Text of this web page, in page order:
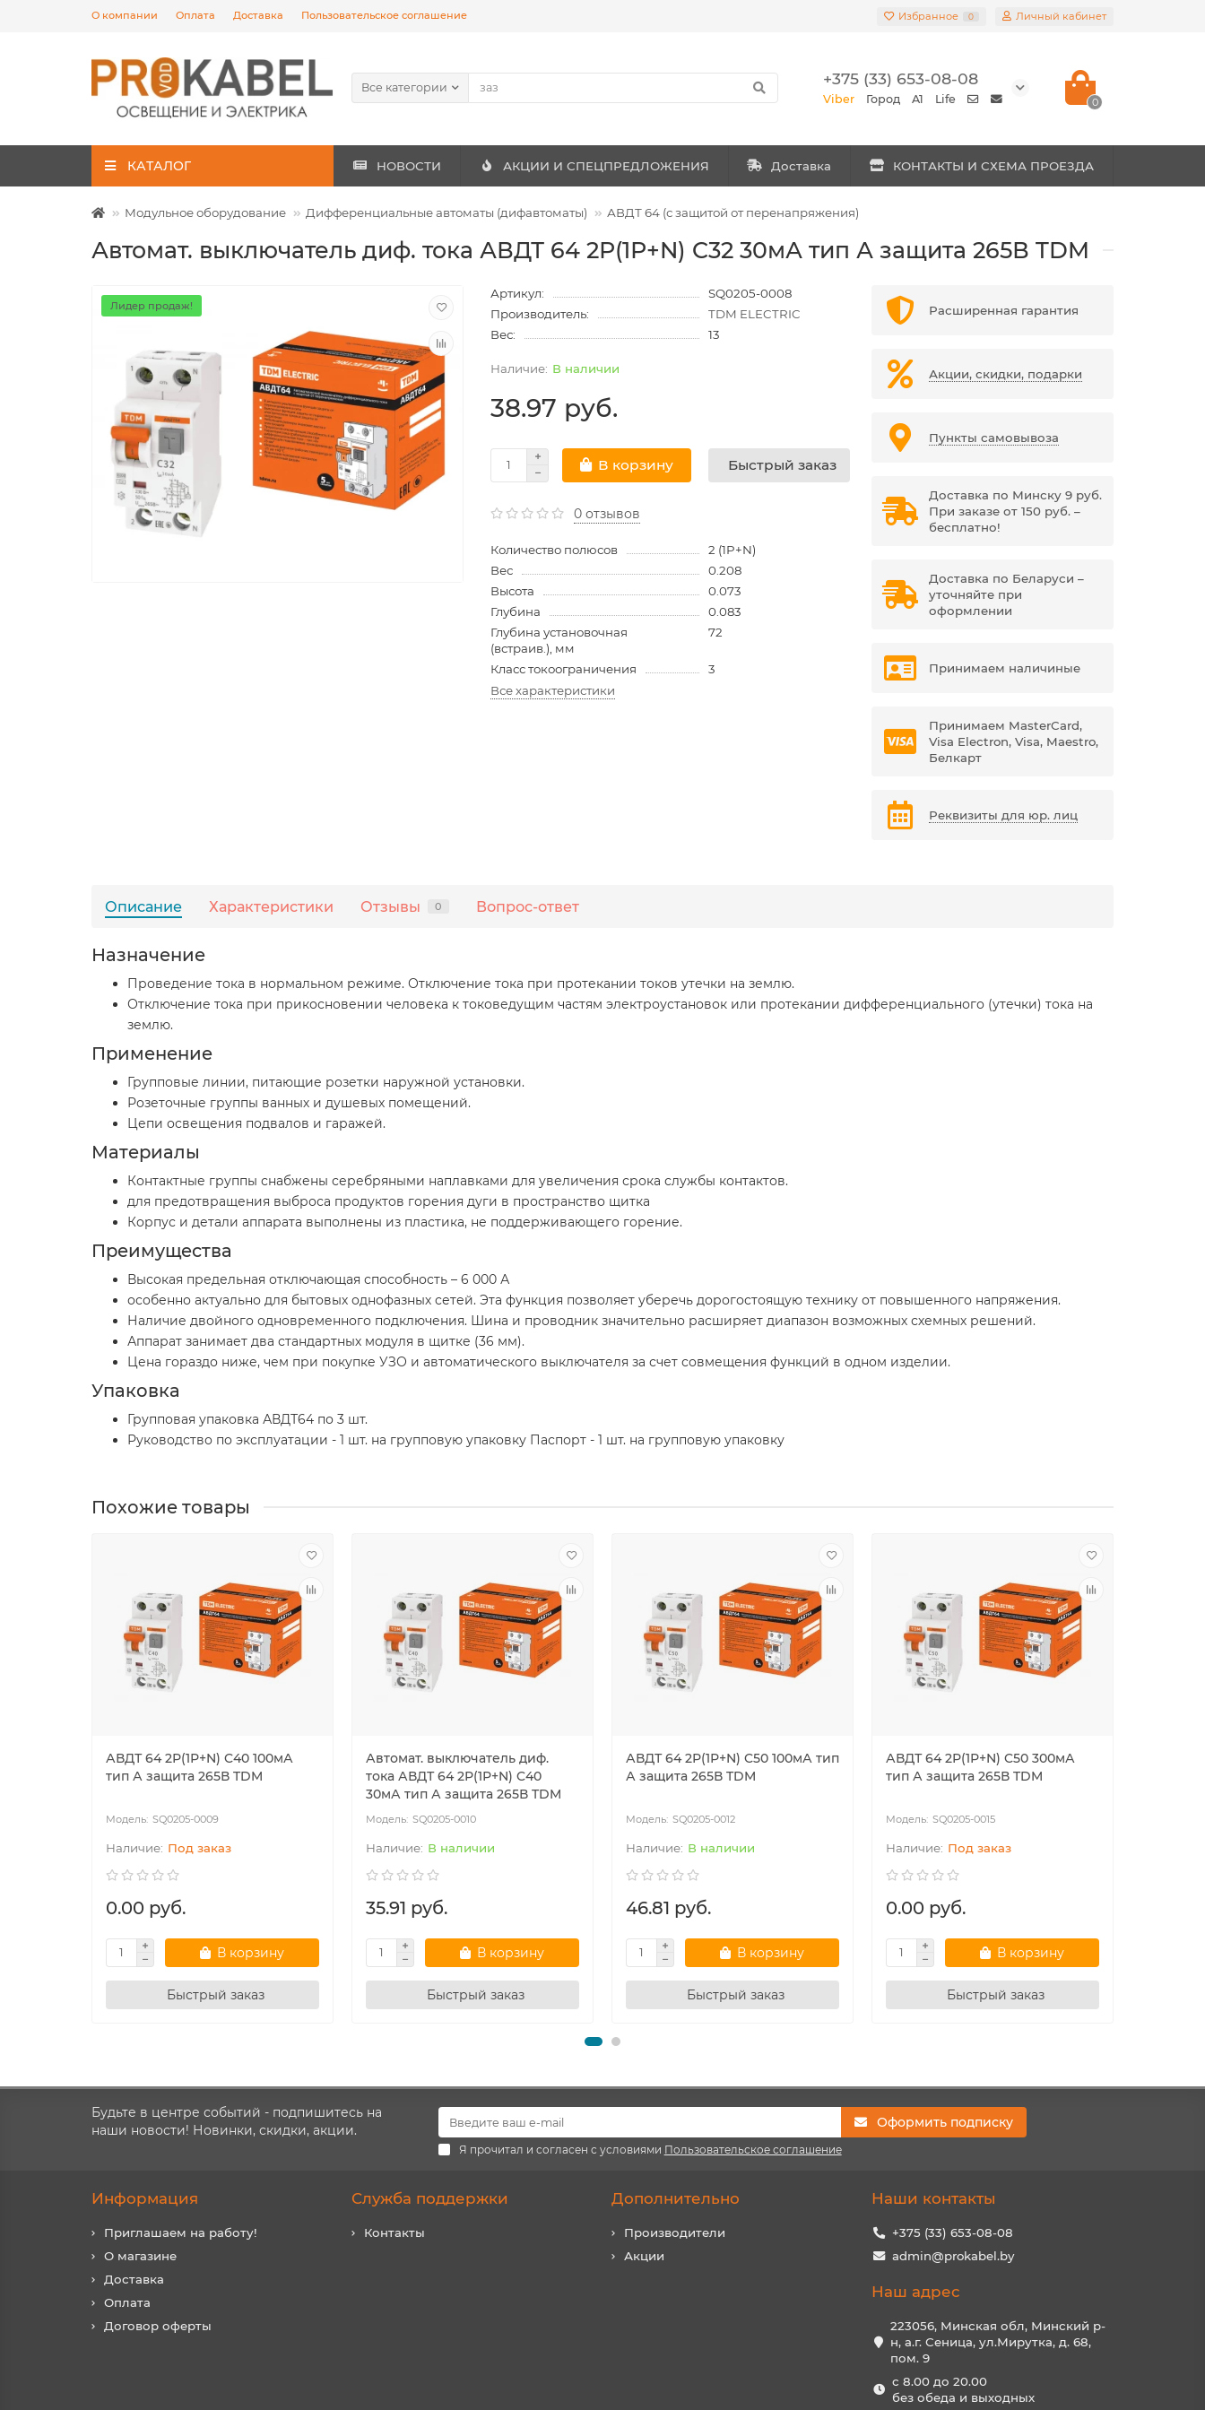
О компании Оплата Доставка Пользовательское соглашение Избранное 0 Личный кабинет
Все категории +375 (33) 653-08-08
Viber Город A1 Life 0
КАТАЛОГ НОВОСТИ АКЦИИ И СПЕЦПРЕДЛОЖЕНИЯ Доставка КОНТАКТЫ И СХЕМА ПРОЕЗДА
Модульное оборудование Дифференциальные автоматы (дифавтоматы) АВДТ 64 (с защитой от перенапряжения)
Автомат. выключатель диф. тока АВДТ 64 2Р(1Р+N) C32 30мА тип А защита 265В TDM
Лидер продаж!
Артикул:
SQ0205-0008
Производитель:
TDM ELECTRIC
Вес:
13
В наличии
38.97 руб.
В корзину Быстрый заказ
0 отзывов
Количество полюсов
2 (1P+N)
Вес
0.208
Высота
0.073
Глубина
0.083
Глубина установочная
(встраив.), мм
72
Класс токоограничения
3
Все характеристики
Расширенная гарантия
Акции, скидки, подарки
Пункты самовывоза
Доставка по Минску 9 руб.
При заказе от 150 руб. –
бесплатно!
Доставка по Беларуси –
уточняйте при
оформлении
Принимаем наличиные
Принимаем MasterCard,
Visa Electron, Visa, Maestro,
Белкарт
Реквизиты для юр. лиц
Описание Характеристики Отзывы 0 Вопрос-ответ
Назначение
Проведение тока в нормальном режиме. Отключение тока при протекании токов утечки на землю.
Отключение тока при прикосновении человека к токоведущим частям электроустановок или протекании дифференциального (утечки) тока на
землю.
Применение
Групповые линии, питающие розетки наружной установки.
Розеточные группы ванных и душевых помещений.
Цепи освещения подвалов и гаражей.
Материалы
Контактные группы снабжены серебряными наплавками для увеличения срока службы контактов.
для предотвращения выброса продуктов горения дуги в пространство щитка
Корпус и детали аппарата выполнены из пластика, не поддерживающего горение.
Преимущества
Высокая предельная отключающая способность – 6 000 А
особенно актуально для бытовых однофазных сетей. Эта функция позволяет уберечь дорогостоящую технику от повышенного напряжения.
Наличие двойного одновременного подключения. Шина и проводник значительно расширяет диапазон возможных схемных решений.
Аппарат занимает два стандартных модуля в щитке (36 мм).
Цена гораздо ниже, чем при покупке УЗО и автоматического выключателя за счет совмещения функций в одном изделии.
Упаковка
Групповая упаковка АВДТ64 по 3 шт.
Руководство по эксплуатации - 1 шт. на групповую упаковку Паспорт - 1 шт. на групповую упаковку
Похожие товары
АВДТ 64 2Р(1Р+N) C40 100мА
тип А защита 265В TDM
SQ0205-0009
Под заказ
0.00 руб.
В корзину
Быстрый заказ
Автомат. выключатель диф.
тока АВДТ 64 2Р(1Р+N) C40
30мА тип А защита 265В TDM
SQ0205-0010
В наличии
35.91 руб.
В корзину
Быстрый заказ
АВДТ 64 2Р(1Р+N) C50 100мА тип
А защита 265В TDM
SQ0205-0012
В наличии
46.81 руб.
В корзину
Быстрый заказ
АВДТ 64 2Р(1Р+N) C50 300мА
тип А защита 265В TDM
SQ0205-0015
Под заказ
0.00 руб.
В корзину
Быстрый заказ
Будьте в центре событий - подпишитесь на
наши новости! Новинки, скидки, акции.
Оформить подписку
Я прочитал и согласен с условиями Пользовательское соглашение
Информация
Приглашаем на работу!
О магазине
Доставка
Оплата
Договор оферты
Служба поддержки
Контакты
Дополнительно
Производители
Акции
Наши контакты
+375 (33) 653-08-08
admin@prokabel.by
Наш адрес
223056, Минская обл, Минский р-
н, а.г. Сеница, ул.Мирутка, д. 68,
пом. 9
с 8.00 до 20.00
без обеда и выходных